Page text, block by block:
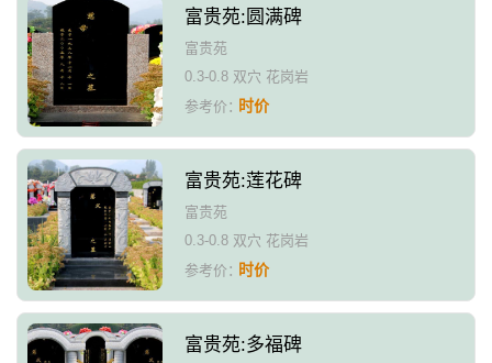
富贵苑:圆满碑
富贵苑
0.3-0.8 双穴 花岗岩
参考价：时价
富贵苑:莲花碑
富贵苑
0.3-0.8 双穴 花岗岩
参考价：时价
富贵苑:多福碑